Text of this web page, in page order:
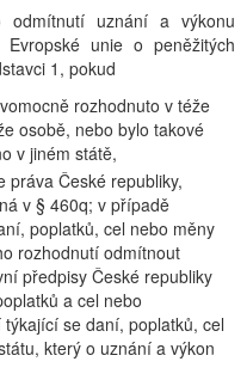
uznání a výkonu
unie o peněžitých
1, pokud
rozhodnuto v téže
osobě, nebo bylo takové
v jiném státě,
práva České republiky,
v § 460q; v případě
poplatků, cel nebo měny
rozhodnutí odmítnout
předpisy České republiky
a cel nebo
se daní, poplatků, cel
který o uznání a výkon